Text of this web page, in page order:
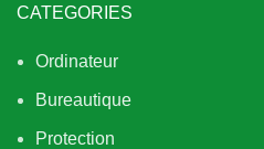
CATEGORIES
Ordinateur
Bureautique
Protection